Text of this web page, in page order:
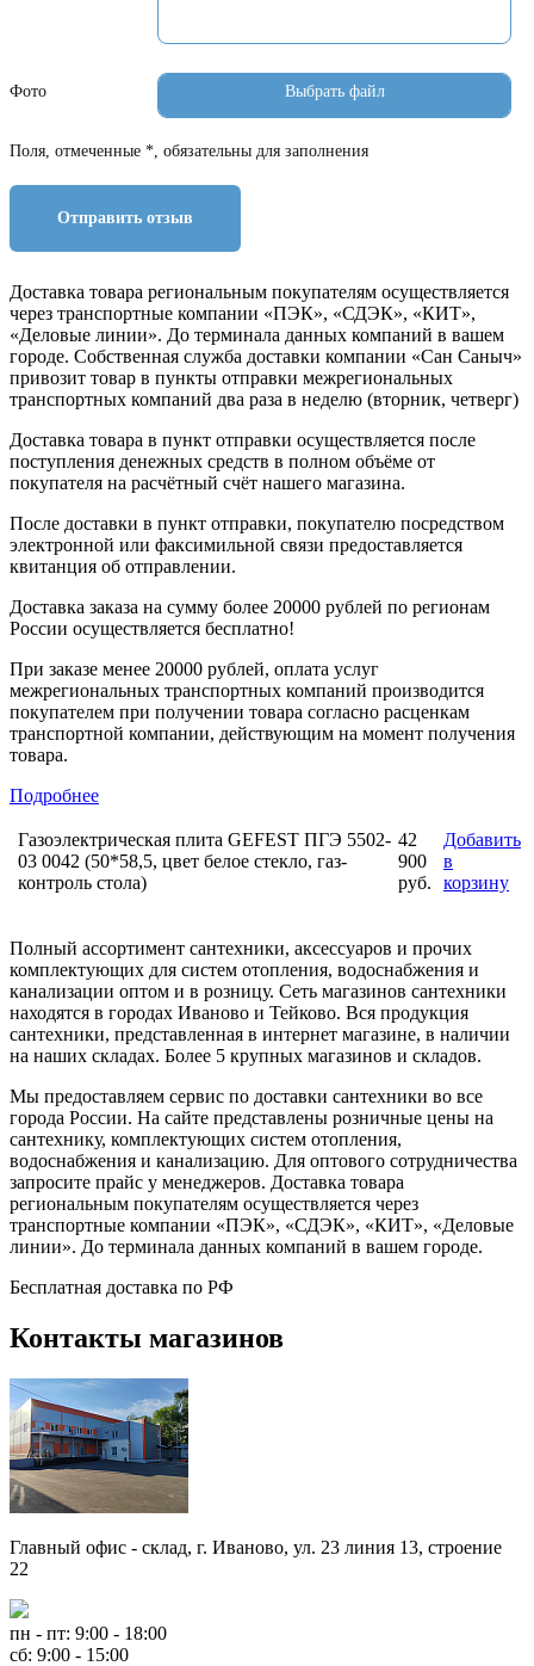
Фото
Поля, отмеченные *, обязательны для заполнения
Отправить отзыв
Доставка товара региональным покупателям осуществляется
через транспортные компании «ПЭК», «СДЭК», «КИТ»,
«Деловые линии». До терминала данных компаний в вашем
городе. Собственная служба доставки компании «Сан Саныч»
привозит товар в пункты отправки межрегиональных
транспортных компаний два раза в неделю (вторник, четверг)
Доставка товара в пункт отправки осуществляется после
поступления денежных средств в полном объёме от
покупателя на расчётный счёт нашего магазина.
После доставки в пункт отправки, покупателю посредством
электронной или факсимильной связи предоставляется
квитанция об отправлении.
Доставка заказа на сумму более 20000 рублей по регионам
России осуществляется бесплатно!
При заказе менее 20000 рублей, оплата услуг
межрегиональных транспортных компаний производится
покупателем при получении товара согласно расценкам
транспортной компании, действующим на момент получения
товара.
Подробнее
Газоэлектрическая плита GEFEST ПГЭ 5502-
03 0042 (50*58,5, цвет белое стекло, газ-
контроль стола)
42
900
руб.
Добавить
в
корзину
Полный ассортимент сантехники, аксессуаров и прочих
комплектующих для систем отопления, водоснабжения и
канализации оптом и в розницу. Сеть магазинов сантехники
находятся в городах Иваново и Тейково. Вся продукция
сантехники, представленная в интернет магазине, в наличии
на наших складах. Более 5 крупных магазинов и складов.
Мы предоставляем сервис по доставки сантехники во все
города России. На сайте представлены розничные цены на
сантехнику, комплектующих систем отопления,
водоснабжения и канализацию. Для оптового сотрудничества
запросите прайс у менеджеров. Доставка товара
региональным покупателям осуществляется через
транспортные компании «ПЭК», «СДЭК», «КИТ», «Деловые
линии». До терминала данных компаний в вашем городе.
Бесплатная доставка по РФ
Контакты магазинов
Главный офис - склад, г. Иваново, ул. 23 линия 13, строение
22
пн - пт: 9:00 - 18:00
сб: 9:00 - 15:00